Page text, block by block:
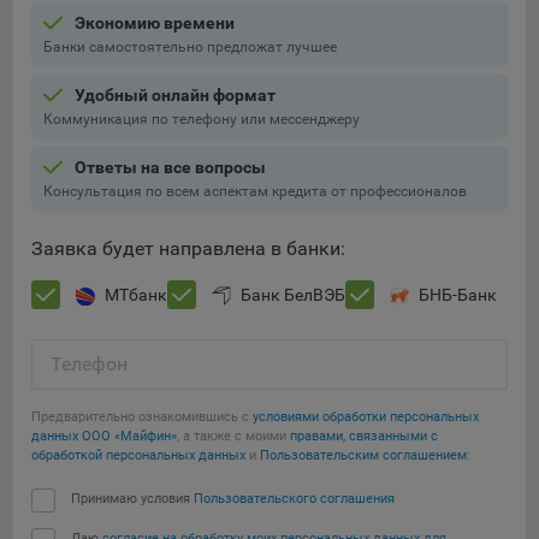
5.4. Создание и предоставление персонализированной
9.1. Технические (обязательные) файлы cookie, например,
для оставления отзыва либо комментария. Данные файлы
cookie используются в целях обеспечения корректной
системах. Вместе с тем, пользователь может настроить
браузер, чтобы он блокировал такие файлы сookie или
уведомлял пользователя об их использовании — но в таком
9.2. Функциональные файлы cookie, например,
используются для обеспечения работы некоторых
дополнительных функций сайтов, например, для хранения
пользователя или выбора языка, и для предотвращения
повторных прохождений опросов пользователями.
Экономию времени
Банки самостоятельно предложат лучшее
Удобный онлайн формат
Коммуникация по телефону или мессенджеру
Ответы на все вопросы
Консультация по всем аспектам кредита от профессионалов
Заявка будет направлена в банки:
МТбанк Банк БелВЭБ БНБ-Банк
Телефон
Предварительно ознакомившись с условиями обработки персональных
данных ООО «Майфин», а также с моими правами, связанными с
обработкой персональных данных и Пользовательским соглашением:
Принимаю условия Пользовательского соглашения